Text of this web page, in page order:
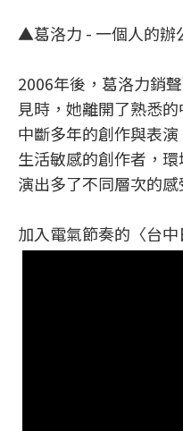
▲葛洛力 - 一個人的辦
2006年後，葛洛力銷
見時，她離開了熟悉
中斷多年的創作與表
生活敏感的創作者，
演出多了不同層次的感
加入電氣節奏的〈台中